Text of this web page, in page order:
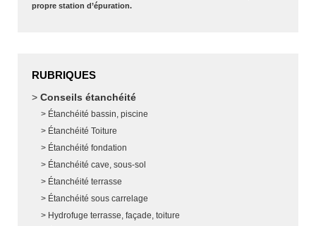
propre station d’épuration.
RUBRIQUES
Conseils étanchéité
Étanchéité bassin, piscine
Étanchéité Toiture
Étanchéité fondation
Étanchéité cave, sous-sol
Étanchéité terrasse
Étanchéité sous carrelage
Hydrofuge terrasse, façade, toiture